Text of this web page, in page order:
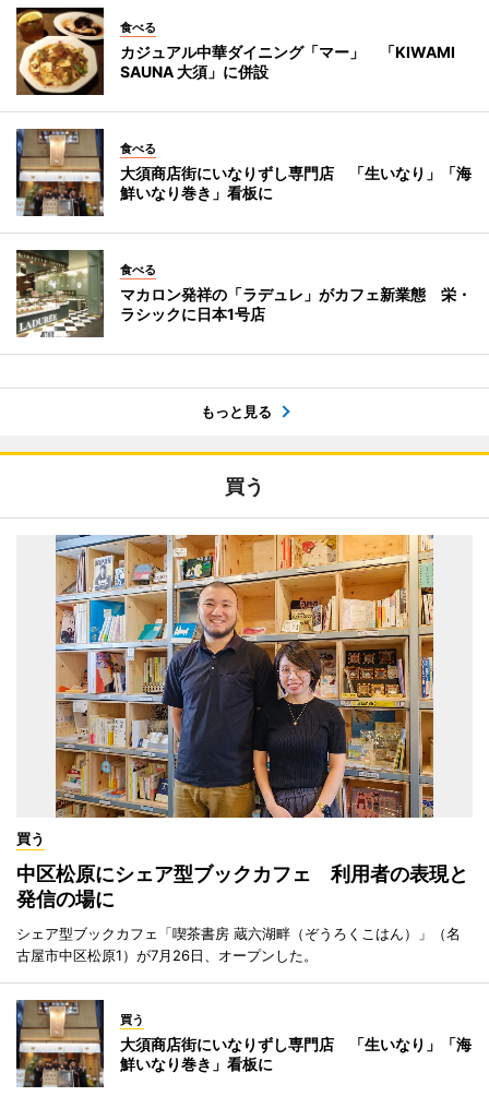
食べる
カジュアル中華ダイニング「マー」 「KIWAMI
SAUNA 大須」に併設
食べる
大須商店街にいなりずし専門店 「生いなり」「海
鮮いなり巻き」看板に
食べる
マカロン発祥の「ラデュレ」がカフェ新業態 栄・
ラシックに日本1号店
もっと見る
買う
買う
中区松原にシェア型ブックカフェ 利用者の表現と
発信の場に
シェア型ブックカフェ「喫茶書房 蔵六湖畔（ぞうろくこはん）」（名
古屋市中区松原1）が7月26日、オープンした。
買う
大須商店街にいなりずし専門店 「生いなり」「海
鮮いなり巻き」看板に